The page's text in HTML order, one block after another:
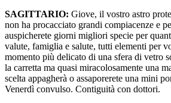
SAGITTARIO: Giove, il vostro astro
non ha procacciato grandi compiacenze e
auspicherete giorni migliori specie per
valute, famiglia e salute, tutti elementi per
momento più delicato di una sfera di vetro
la carretta ma quasi miracolosamente una
scelta appagherà o assaporerete una mini
Venerdì convulso. Contiguità con dottori.